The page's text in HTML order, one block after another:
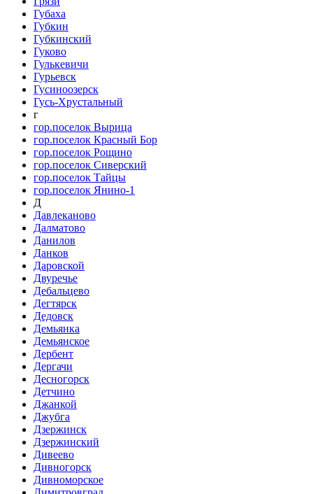
Губаха
Губкин
Губкинский
Гуково
Гулькевичи
Гурьевск
Гусиноозерск
Гусь-Хрустальный
г
гор.поселок Вырица
гор.поселок Красный Бор
гор.поселок Рощино
гор.поселок Сиверский
гор.поселок Тайцы
гор.поселок Янино-1
Д
Давлеканово
Далматово
Данилов
Данков
Даровской
Двуречье
Дебальцево
Дегтярск
Дедовск
Демьянка
Демьянское
Дербент
Дергачи
Десногорск
Детчино
Джанкой
Джубга
Дзержинск
Дзержинский
Дивеево
Дивногорск
Дивноморское